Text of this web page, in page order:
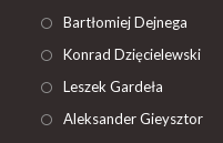
Bartłomiej Dejnega
Konrad Dzięcielewski
Leszek Gardeła
Aleksander Gieysztor